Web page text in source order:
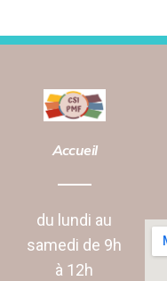
Accueil
du lundi au
samedi de 9h
à 12h